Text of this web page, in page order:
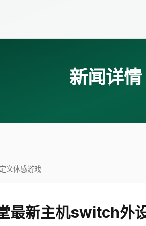
新闻详情
义体感游戏
最新主机switch外